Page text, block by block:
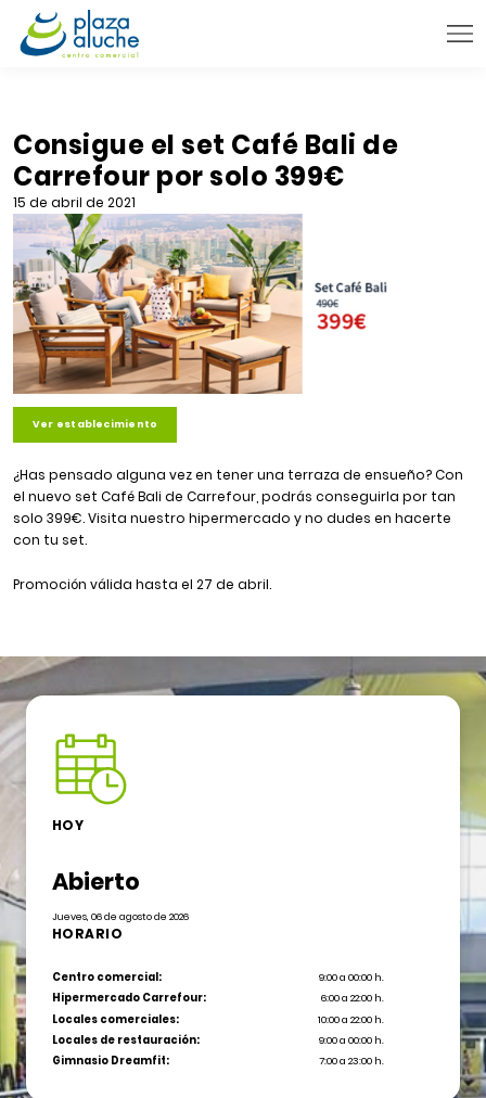
TIENDAS
VENTA TELEFÓNICA
NOVEDADES
BLOG
CONTACTO
Consigue el set Café Bali de
Carrefour por solo 399€
15 de abril de 2021
Ver establecimiento
¿Has pensado alguna vez en tener una terraza de ensueño? Con
el nuevo set Café Bali de Carrefour, podrás conseguirla por tan
solo 399€. Visita nuestro hipermercado y no dudes en hacerte
con tu set.
Promoción válida hasta el 27 de abril.
HOY
Abierto
Jueves, 06 de agosto de 2026
HORARIO
Centro comercial:
9:00 a 00:00 h.
Hipermercado Carrefour:
6:00 a 22:00 h.
Locales comerciales:
10:00 a 22:00 h.
Locales de restauración:
9:00 a 00:00 h.
Gimnasio Dreamfit:
7:00 a 23:00 h.